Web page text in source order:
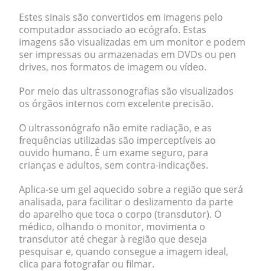
Estes sinais são convertidos em imagens pelo
computador associado ao ecógrafo. Estas
imagens são visualizadas em um monitor e podem
ser impressas ou armazenadas em DVDs ou pen
drives, nos formatos de imagem ou vídeo.
Por meio das ultrassonografias são visualizados
os órgãos internos com excelente precisão.
O ultrassonógrafo não emite radiação, e as
frequências utilizadas são imperceptíveis ao
ouvido humano. É um exame seguro, para
crianças e adultos, sem contra-indicações.
Aplica-se um gel aquecido sobre a região que será
analisada, para facilitar o deslizamento da parte
do aparelho que toca o corpo (transdutor). O
médico, olhando o monitor, movimenta o
transdutor até chegar à região que deseja
pesquisar e, quando consegue a imagem ideal,
clica para fotografar ou filmar.